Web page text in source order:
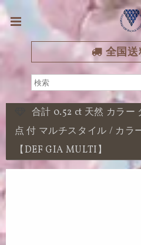
全国
合計 0.52 ct 天然 カラー
点 付 マルチスタイル / カラ
【DEF GIA MULTI】